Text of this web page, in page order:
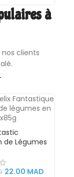
à
clients
de Légumes
|
de
22.00 MAD